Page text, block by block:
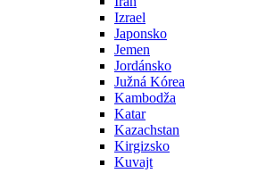
Izrael
Japonsko
Jemen
Jordánsko
Južná Kórea
Kambodža
Katar
Kazachstan
Kirgizsko
Kuvajt